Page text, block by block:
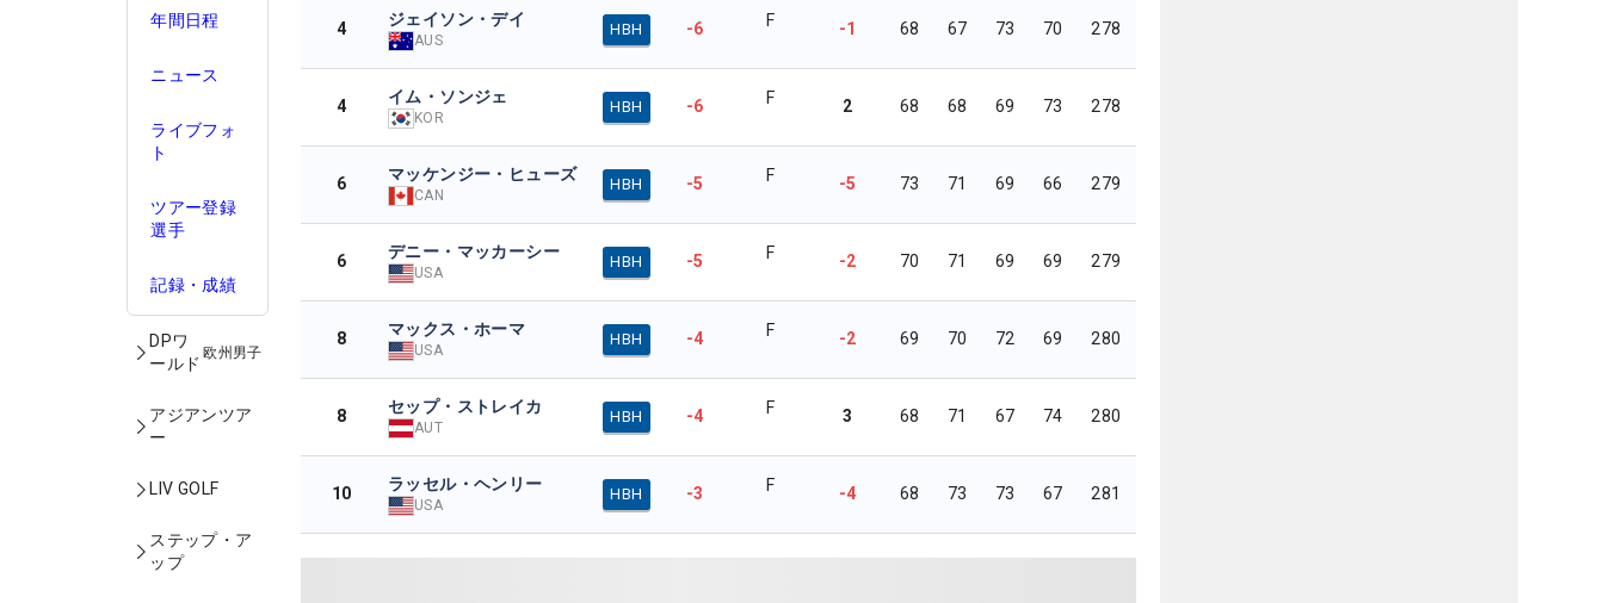
年間日程
ニュース
ライブフォ
ト
ツアー登録
選手
記録・成績
DPワ
ールド
欧州男子
アジアンツア
ー
LIV GOLF
ステップ・ア
ップ
4 ジェイソン・デイ
AUS
HBH -6 F -1 68 67 73 70 278
4 イム・ソンジェ
KOR
HBH -6 F 2 68 68 69 73 278
6 マッケンジー・ヒューズ
CAN
HBH -5 F -5 73 71 69 66 279
6 デニー・マッカーシー
USA
HBH -5 F -2 70 71 69 69 279
8 マックス・ホーマ
USA
HBH -4 F -2 69 70 72 69 280
8 セップ・ストレイカ
AUT
HBH -4 F 3 68 71 67 74 280
10 ラッセル・ヘンリー
USA
HBH -3 F -4 68 73 73 67 281